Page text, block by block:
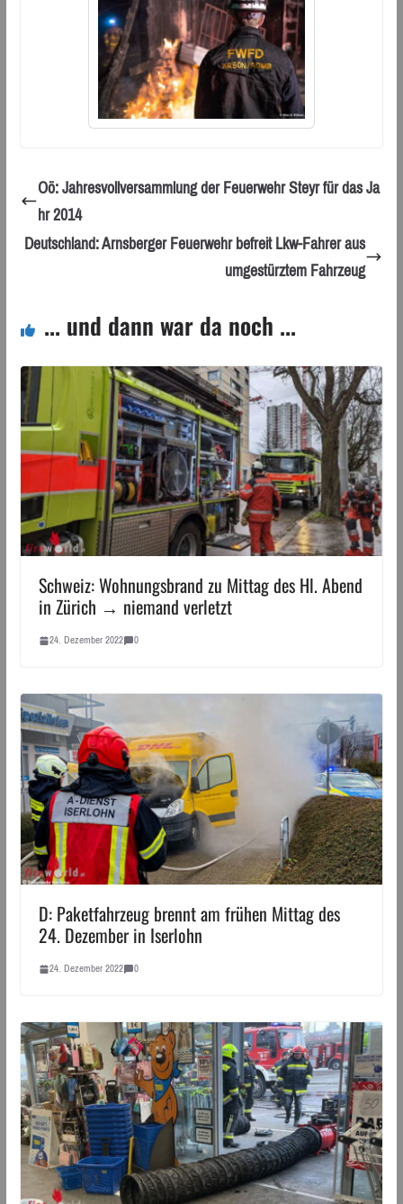
Oö: Jahresvollversammlung der Feuerwehr Steyr für das Ja
hr 2014
Deutschland: Arnsberger Feuerwehr befreit Lkw-Fahrer aus
umgestürztem Fahrzeug
... und dann war da noch ...
Schweiz: Wohnungsbrand zu Mittag des Hl. Abend
in Zürich → niemand verletzt
24. Dezember 2022 0
D: Paketfahrzeug brennt am frühen Mittag des
24. Dezember in Iserlohn
24. Dezember 2022 0